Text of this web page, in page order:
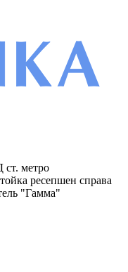
ст. метро
ресепшен справа
"Гамма"